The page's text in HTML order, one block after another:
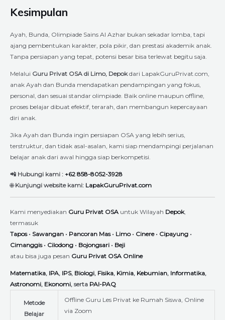
Kesimpulan
Ayah, Bunda, Olimpiade Sains Al Azhar bukan sekadar lomba, tapi
ajang pembentukan karakter, pola pikir, dan prestasi akademik anak.
Tanpa persiapan yang tepat, potensi besar bisa terlewat begitu saja.
Melalui Guru Privat OSA di Limo, Depokdari LapakGuruPrivat.com,
anak Ayah dan Bunda mendapatkan pendampingan yang fokus,
personal, dan sesuai standar olimpiade. Baik online maupun offline,
proses belajar dibuat efektif, terarah, dan membangun kepercayaan
diri anak.
Jika Ayah dan Bunda ingin persiapan OSA yang lebih serius,
terstruktur, dan tidak asal-asalan, kami siap mendampingi perjalanan
belajar anak dari awal hingga siap berkompetisi.
📲 Hubungi kami : +62 858-8052-3928
🌐Kunjungi website kami: LapakGuruPrivat.com
Kami menyediakan Guru Privat OSA untuk Wilayah Depok,
termasuk
Tapos• Sawangan • Pancoran Mas• Limo• Cinere• Cipayung •
Cimanggis• Cilodong • Bojongsari • Beji
atau bisa juga pesan Guru Privat OSA Online
Matematika, IPA, IPS, Biologi, Fisika, Kimia, Kebumian, Informatika,
Astronomi, Ekonomi, serta PAI-PAQ
Metode
Belajar
Offline Guru Les Privat ke Rumah Siswa, Online
via Zoom